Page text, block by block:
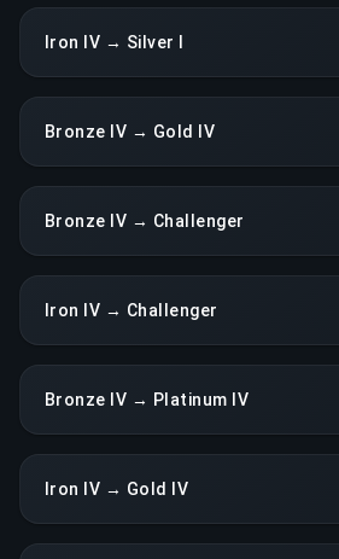
Iron IV → Silver I
Bronze IV → Gold IV
Bronze IV → Challenger
Iron IV → Challenger
Bronze IV → Platinum IV
Iron IV → Gold IV